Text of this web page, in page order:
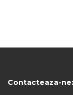
Contacteaza-ne: